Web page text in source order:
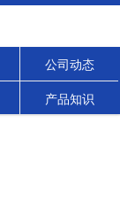
公司动态
产品知识